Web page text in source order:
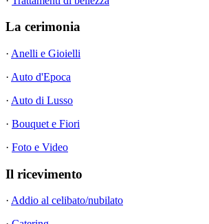
La cerimonia
· Anelli e Gioielli
· Auto d'Epoca
· Auto di Lusso
· Bouquet e Fiori
· Foto e Video
Il ricevimento
· Addio al celibato/nubilato